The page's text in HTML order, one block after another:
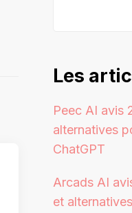
Les
Peec AI avis
alternatives
ChatGPT
Arcads AI
et